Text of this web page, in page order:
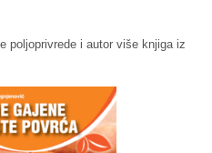
poljoprivrede i autor više knjiga iz